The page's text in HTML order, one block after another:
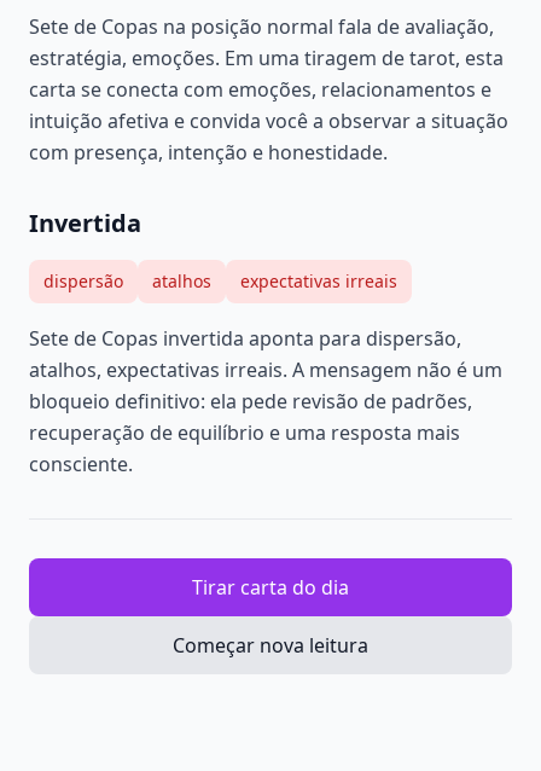
Sete de Copas na posição normal fala de avaliação,
estratégia, emoções. Em uma tiragem de tarot, esta
carta se conecta com emoções, relacionamentos e
intuição afetiva e convida você a observar a situação
com presença, intenção e honestidade.
Invertida
dispersão atalhos expectativas irreais
Sete de Copas invertida aponta para dispersão,
atalhos, expectativas irreais. A mensagem não é um
bloqueio definitivo: ela pede revisão de padrões,
recuperação de equilíbrio e uma resposta mais
consciente.
Tirar carta do dia
Começar nova leitura